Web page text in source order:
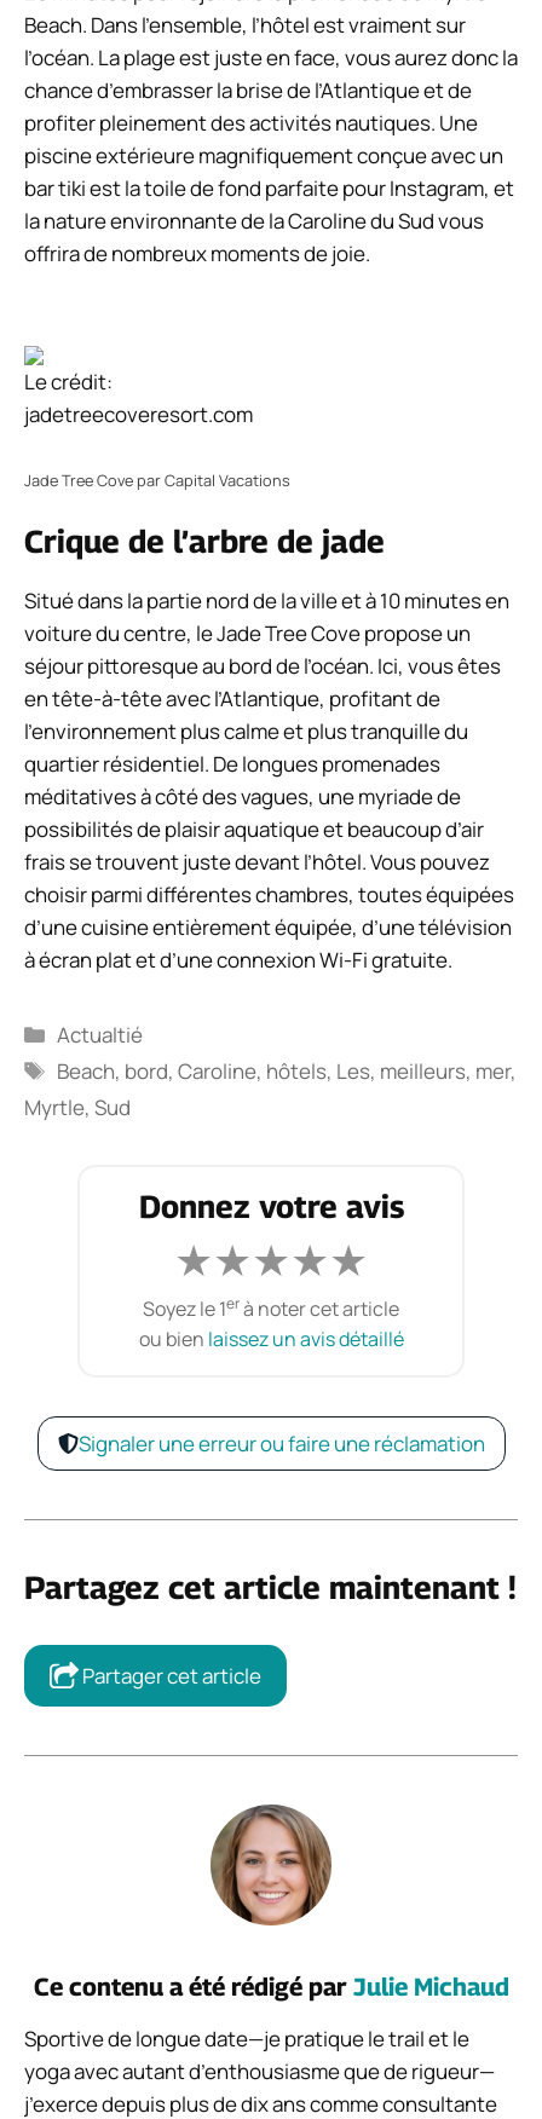
Beach. Dans l’ensemble, l’hôtel est vraiment sur
l’océan. La plage est juste en face, vous aurez donc la
chance d’embrasser la brise de l’Atlantique et de
profiter pleinement des activités nautiques. Une
piscine extérieure magnifiquement conçue avec un
bar tiki est la toile de fond parfaite pour Instagram, et
la nature environnante de la Caroline du Sud vous
offrira de nombreux moments de joie.
Le crédit:
jadetreecoveresort.com
Jade Tree Cove par Capital Vacations
Crique de l’arbre de jade
Situé dans la partie nord de la ville et à 10 minutes en
voiture du centre, le Jade Tree Cove propose un
séjour pittoresque au bord de l’océan. Ici, vous êtes
en tête-à-tête avec l’Atlantique, profitant de
l’environnement plus calme et plus tranquille du
quartier résidentiel. De longues promenades
méditatives à côté des vagues, une myriade de
possibilités de plaisir aquatique et beaucoup d’air
frais se trouvent juste devant l’hôtel. Vous pouvez
choisir parmi différentes chambres, toutes équipées
d’une cuisine entièrement équipée, d’une télévision
à écran plat et d’une connexion Wi-Fi gratuite.
Catégories
Actualtié
Étiquettes
Beach, bord,Caroline, hôtels, Les, meilleurs, mer,
Myrtle, Sud
Donnez votre avis
★★★★★
Soyez le 1erà noter cet article
ou bien laissez un avis détaillé
Signaler une erreur ou faire une réclamation
Partagez cet article maintenant !
Partager cet article
Ce contenu a été rédigé par Julie Michaud
Sportive de longue date—je pratique le trail et le
yoga avec autant d’enthousiasme que de rigueur—
j’exerce depuis plus de dix ans comme consultante